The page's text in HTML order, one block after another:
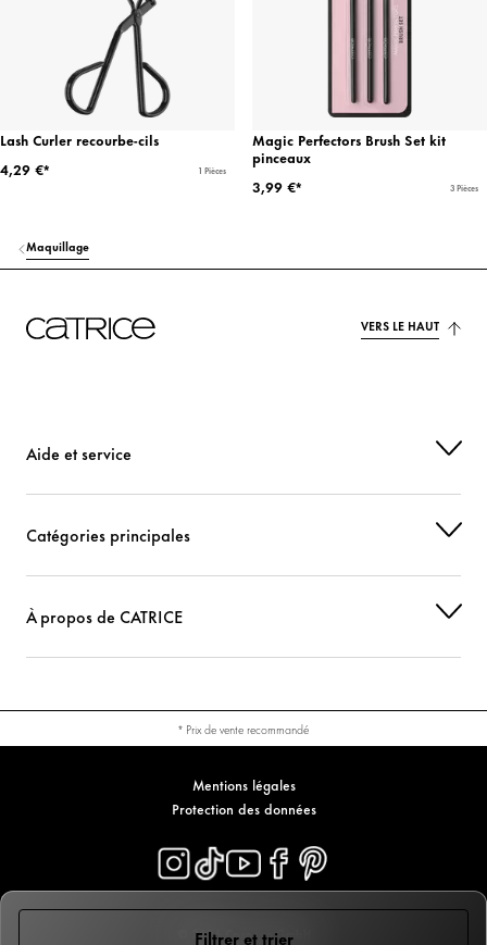
Filtrer et trier
Lash Curler recourbe-cils
4,29 €*
1 Pièces
Magic Perfectors Brush Set kit
pinceaux
3,99 €*
3 Pièces
Maquillage
VERS LE HAUT
Aide et service
Catégories principales
À propos de CATRICE
* Prix de vente recommandé
Mentions légales
Protection des données
© 2026 Cosnova GmbH